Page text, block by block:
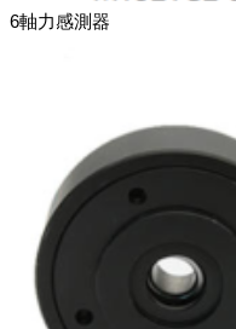
6軸力感測器